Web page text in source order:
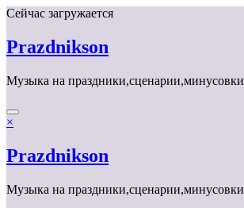
Перейти
содержимому
Сейчас загружается
Prazdnikson
Музыка на праздники,сценарии,минусовки
×
Prazdnikson
Музыка на праздники,сценарии,минусовки